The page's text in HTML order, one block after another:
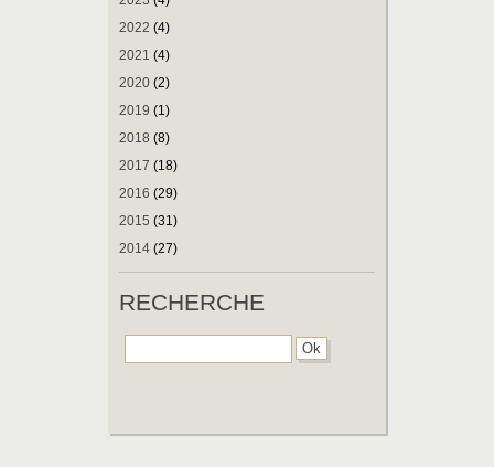
2022 (4)
2021 (4)
2020 (2)
2019 (1)
2018 (8)
2017 (18)
2016 (29)
2015 (31)
2014 (27)
RECHERCHE